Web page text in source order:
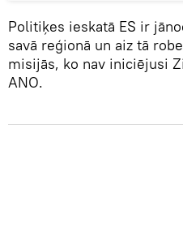
Politiķes ieskatā ES ir
savā reģionā un aiz tā
misijās, ko nav iniciējusi
ANO.